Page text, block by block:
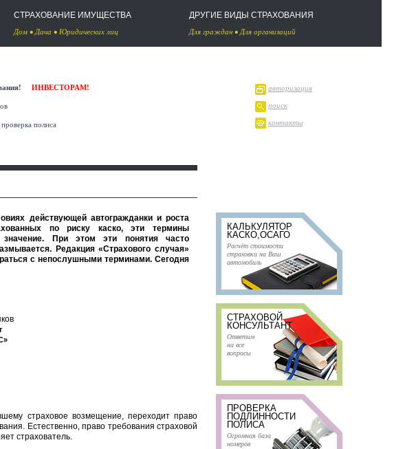
СТРАХОВАНИЕ ИМУЩЕСТВА
Дом •Дача • Юридических лиц
ДРУГИЕ ВИДЫ СТРАХОВАНИЯ
Для граждан •Для организаций
ИНВЕСТОРАМ!
проверка полиса
авторизация
поиск
контакты
действующей автогражданки и роста
по риску каско, эти термины
При этом эти понятия часто
Редакция «Страхового случая»
с непослушными терминами. Сегодня
страховое возмещение, переходит право
Естественно, право требования страховой
страхователь.
КАЛЬКУЛЯТОР
КАСКО,ОСАГО
Расчёт стоимости
страховки на Ваш
автомобиль
СТРАХОВОЙ
КОНСУЛЬТАНТ
Ответим
на все
вопросы
ПРОВЕРКА
ПОДЛИННОСТИ
ПОЛИСА
Огромная база
номеров